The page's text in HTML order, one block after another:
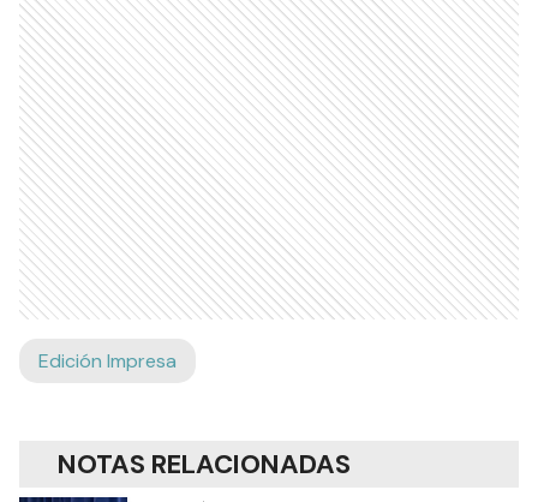
Edición Impresa
NOTAS RELACIONADAS